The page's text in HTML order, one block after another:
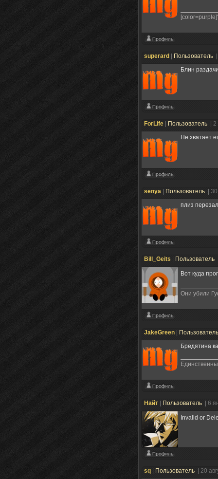
superard Пользователь
Блин
ForLife Пользователь
|
Не хватает
senya Пользователь
|
плиз
Bill_Geits Пользователь
Вот куда
Они убили
JakeGreen
Бредятина
Найт Пользователь | 6
Invalid or
sq Пользователь | 20